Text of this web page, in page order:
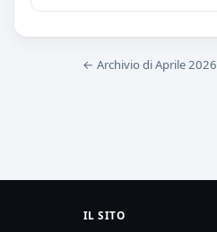
← Archivio di Aprile 2026
IL SITO